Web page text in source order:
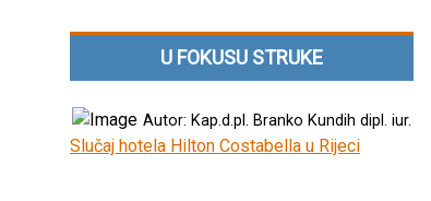
U FOKUSU STRUKE
Autor: Kap.d.pl. Branko Kundih dipl. iur.
Slučaj hotela Hilton Costabella u Rijeci